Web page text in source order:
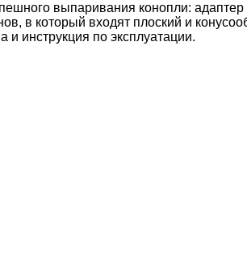
выпаривания конопли: адаптер
в который входят плоский и
инструкция по эксплуатации.